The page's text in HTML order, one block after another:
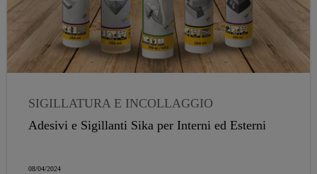
SIGILLATURA E INCOLLAGGIO
Adesivi e Sigillanti Sika per Interni ed Esterni
08/04/2024